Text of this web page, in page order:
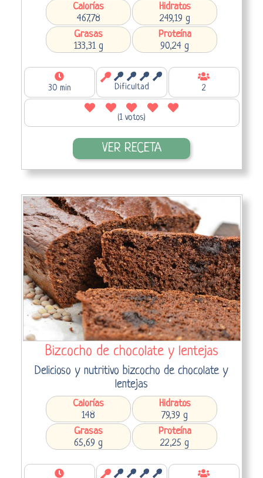
Calorías
467,78
Hidratos
249,19 g
Grasas
133,31 g
Proteína
90,24 g
30 min Dificultad 2
(1 votos)
VER RECETA
Bizcocho de chocolate y lentejas
Delicioso y nutritivo bizcocho de chocolate y
lentejas
Calorías
148
Hidratos
79,39 g
Grasas
65,69 g
Proteína
22,25 g